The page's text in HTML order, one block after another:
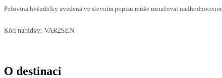
Polovina hvězdičky uvedená ve slovním popisu může označovat
Kód nabídky: VAR2SEN
O destinaci